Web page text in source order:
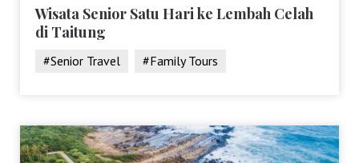
Wisata Senior Satu Hari ke Lembah Celah
di Taitung
#Senior Travel #Family Tours